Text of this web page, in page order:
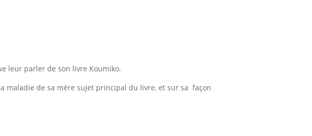
leur parler de son livre Koumiko.
maladie de sa mère sujet principal du livre, et sur sa façon